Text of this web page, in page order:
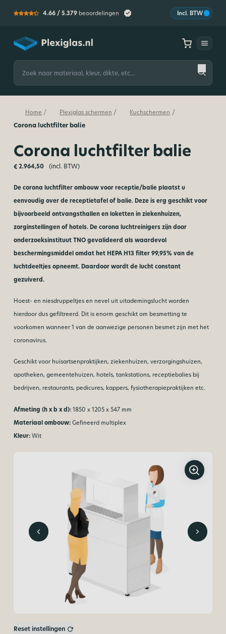
4.66 / 5.379 beoordelingen Incl. BTW
Plexiglas
Zoeken
naar:
Home / Plexiglas schermen / Kuchschermen /
Corona luchtfilter balie
Corona luchtfilter balie
€2.964,50 (incl. BTW)
De corona luchtfilter ombouw voor receptie/balie plaatst u
eenvoudig over de receptietafel of balie. Deze is erg geschikt voor
bijvoorbeeld ontvangsthallen en loketten in ziekenhuizen,
zorginstellingen of hotels. De corona luchtreinigers zijn door
onderzoeksinstituut TNO gevalideerd als waardevol
beschermingsmiddel omdat het HEPA H13 filter 99,95% van de
luchtdeeltjes opneemt. Daardoor wordt de lucht constant
gezuiverd.
Hoest- en niesdruppeltjes en nevel uit uitademingslucht worden
hierdoor dus gefiltreerd. Dit is enorm geschikt om besmetting te
voorkomen wanneer 1 van de aanwezige personen besmet zijn met het
coronavirus.
Geschikt voor huisartsenpraktijken, ziekenhuizen, verzorgingshuizen,
apotheken, gemeentehuizen, hotels, tankstations, receptiebalies bij
bedrijven, restaurants, pedicures, kappers, fysiotherapiepraktijken etc.
Afmeting (h x b x d): 1850 x 1205 x 547 mm
Materiaal ombouw: Gefineerd multiplex
Kleur: Wit
Reset instellingen